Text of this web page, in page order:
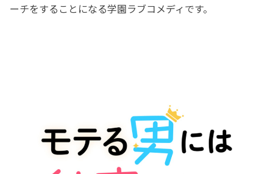
ーチをすることになる学園ラブコメディです。